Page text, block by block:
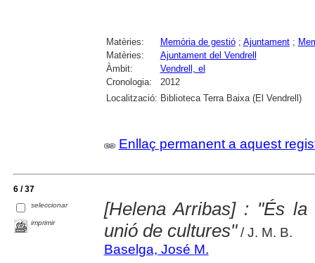
Matèries: Memòria de gestió; Ajuntament;
Matèries:
Ajuntament del Vendrell
Àmbit:
Vendrell, el
Cronologia:
2012
Localització: Biblioteca Terra Baixa (El Vendrell)
Enllaç permanent a aquest
6 / 37
seleccionar
imprimir
[Helena Arribas] : "És
unió de cultures"/ J. M. B.
Baselga, José M.